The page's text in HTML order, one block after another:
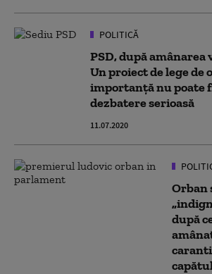
POLITICĂ
PSD, după
Un proiect de lege de
importanță nu poate
dezbatere serioasă
11.07.2020
Orban
după